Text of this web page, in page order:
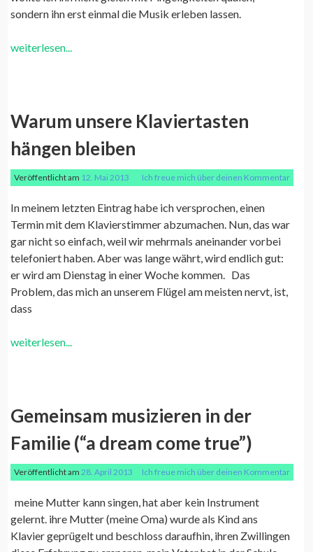
sondern ihn erst einmal die Musik erleben lassen.
weiterlesen...
Warum unsere Klaviertasten
hängen bleiben
Veröffentlicht am 12. Mai 2013 Ich freue mich über deinen Kommentar
In meinem letzten Eintrag habe ich versprochen, einen
Termin mit dem Klavierstimmer abzumachen. Nun, das war
gar nicht so einfach, weil wir mehrmals aneinander vorbei
telefoniert haben. Aber was lange währt, wird endlich gut:
er wird am Dienstag in einer Woche kommen. Das
Problem, das mich an unserem Flügel am meisten nervt, ist,
dass
weiterlesen...
Gemeinsam musizieren in der
Familie (“a dream come true”)
Veröffentlicht am28. April 2013 Ich freue mich über deinen Kommentar
meine Mutter kann singen, hat aber kein Instrument
gelernt. ihre Mutter (meine Oma) wurde als Kind ans
Klavier geprügelt und beschloss daraufhin, ihren Zwillingen